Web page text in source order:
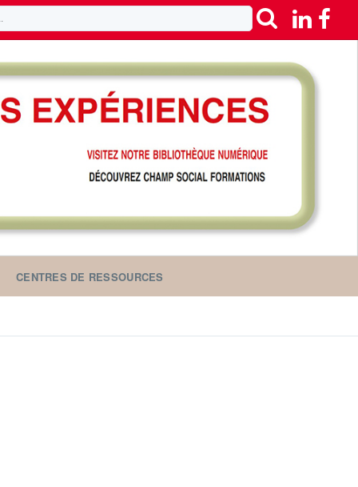
CENTRES DE RESSOURCES